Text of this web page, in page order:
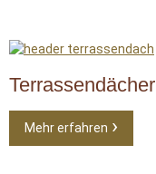
Terrassendächer
Mehr erfahren